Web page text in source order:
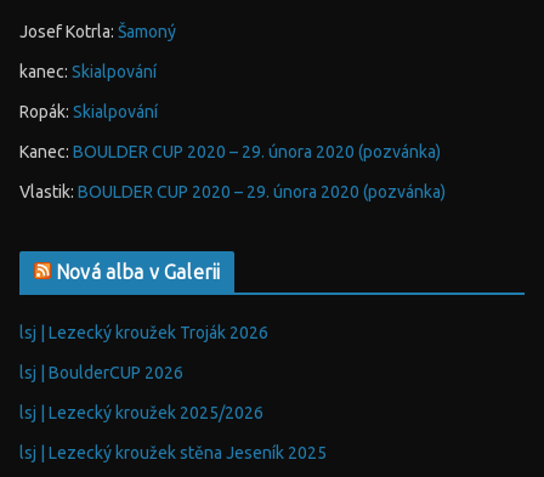
Josef Kotrla: Šamoný
kanec: Skialpování
Ropák: Skialpování
Kanec: BOULDER CUP 2020 – 29. února 2020 (pozvánka)
Vlastik: BOULDER CUP 2020 – 29. února 2020 (pozvánka)
Nová alba v Galerii
lsj | Lezecký kroužek Troják 2026
lsj | BoulderCUP 2026
lsj | Lezecký kroužek 2025/2026
lsj | Lezecký kroužek stěna Jeseník 2025